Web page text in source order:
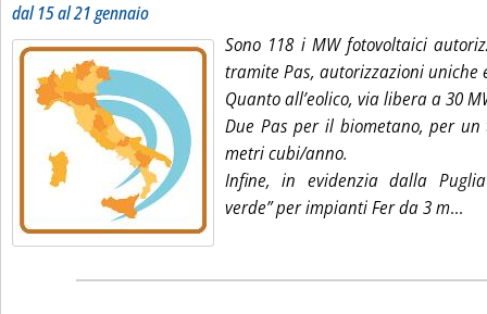
dal 15 al 21 gennaio
Sono 118 i MW fotovoltaici
tramite Pas, autorizzazioni uniche
Quanto all’eolico, via libera a 30
Due Pas per il biometano, per
metri cubi/anno.
Infine, in evidenzia dalla
verde” per impianti Fer da 3 m...